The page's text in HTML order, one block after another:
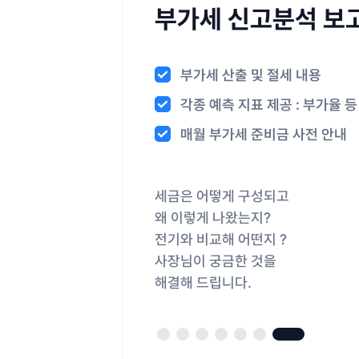
부가세 산출 및 절세 내용
각종 예측 지표 제공 : 부가율 등
매월 부가세 준비금 사전 안내
세금은 어떻게 구성되고
왜 이렇게 나왔는지?
전기와 비교해 어떤지 ?
사장님이 궁금한 것을
해결해 드립니다.
이번달 까지의 손익 요약
올해의 매출, 손익 예측 제공
세금납부 현황 및 상권분석
사업의 흐름을 숫자로 보여드려
- 올해와 작년 수익 비교
- 연말까지 얼마 남을지 미리 예측
- 매출·지출·인건비까지 항목별로
월/분기/반기 연간 매출 현황
전년과 올해 비교, 누적 추세 제
주요 매출 거래처 현황
- 매출/매입 분석
- 전년대비 올해 성과를 한 눈에
부가세 작성 현황과 추세 제공
예상 부가율을 통한 예측 안내
세금 납부 예상액 미리 안내
예상 부가세 추이 및 부가율
준비할 세금을 미리 알려드립니
분기/반기 거래처 매출장 현황
매출장 거래처 목록
직전기 거래내역 분석
사장님들이 가장 많이 실수하는
거래후 증빙 누락 오류를
예방합니다.
수기증빙 집계 확인 가능
세무일정 & 지식 안내
증빙관리 가이드라인 제공
증빙 관리는 절세의 기본
수기 증빙 관리를 쉽고
간편하게 제공해 드립니다.
매월 세무일정 및 지식을
안내해 드립니다.
직원 및 급여 현황 보고서
올해 및 전년도 인건비 추세
인건비 구성비율 : 매출 대비
직원 및 급여 현황을 한 눈에
요약해 보고드립니다.
직원 유형별 현황까지 한 번에
부가세 신고분석 보
부가세 산출 및 절세 내용
각종 예측 지표 제공 : 부가율 등
매월 부가세 준비금 사전 안내
세금은 어떻게 구성되고
왜 이렇게 나왔는지?
전기와 비교해 어떤지 ?
사장님이 궁금한 것을
해결해 드립니다.
사업분석 보고서
이번달 까지의 손익 요약
올해의 매출, 손익 예측 제공
세금납부 현황 및 상권분석
사업의 흐름을 숫자로 보여드려
- 올해와 작년 수익 비교
- 연말까지 얼마 남을지 미리 예측
- 매출·지출·인건비까지 항목별로